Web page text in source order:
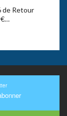
de Retour